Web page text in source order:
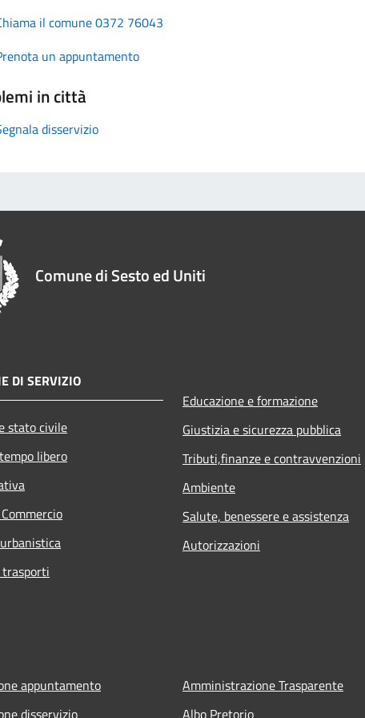
il comune 0372 76043
un appuntamento
in città
disservizio
Comune di Sesto ed Uniti
DI SERVIZIO
stato civile
libero
Educazione e formazione
Giustizia e sicurezza pubblica
Tributi,finanze e contravvenzioni
Ambiente
Salute, benessere e assistenza
Autorizzazioni
appuntamento
disservizio
Amministrazione Trasparente
Albo Pretorio